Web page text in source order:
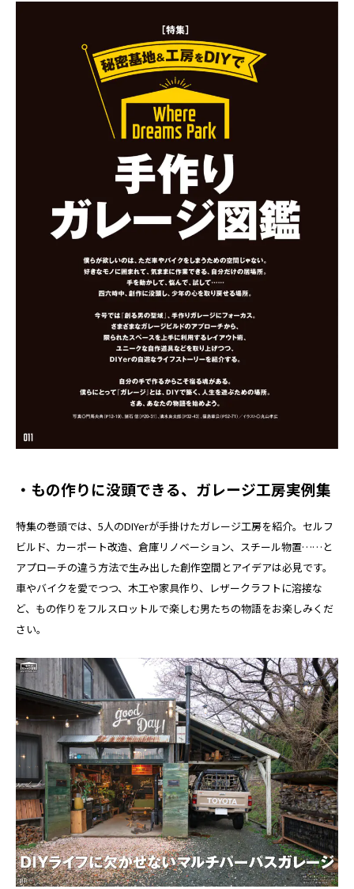
・もの作りに没頭できる、ガレージ工房実例集
特集の巻頭では、5人のDIYerが手掛けたガレージ工房を紹介。セルフ
ビルド、カーポート改造、倉庫リノベーション、スチール物置……と
アプローチの違う方法で生み出した創作空間とアイデアは必見です。
車やバイクを愛でつつ、木工や家具作り、レザークラフトに溶接な
ど、もの作りをフルスロットルで楽しむ男たちの物語をお楽しみくだ
さい。